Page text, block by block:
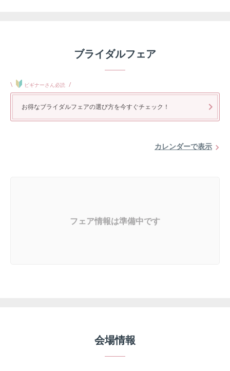
ブライダルフェア
\ ビギナーさん必読 /
お得なブライダルフェアの選び方を今すぐチェック！
カレンダーで表示
フェア情報は準備中です
会場情報